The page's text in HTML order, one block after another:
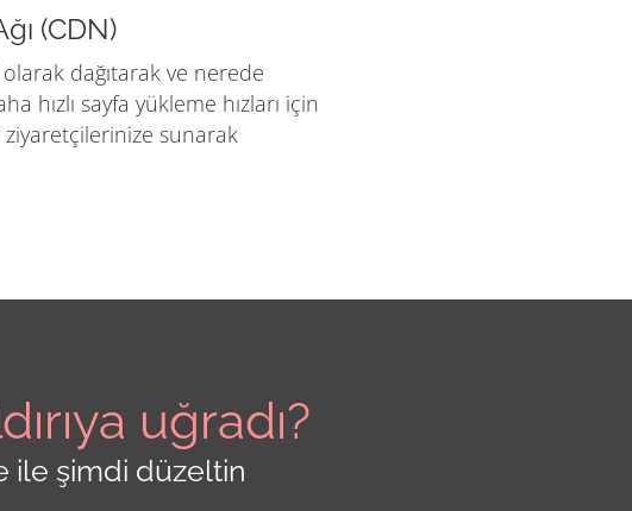
(CDN)
dağıtarak ve nerede
hızlı sayfa yükleme hızları için
sunarak
uğradı?
ile şimdi düzeltin